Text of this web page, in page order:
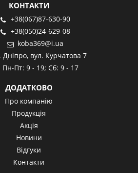
КОНТАКТИ
+38(067)87-630-90
+38(050)24-629-08
koba369@i.ua
Дніпро, вул. Курчатова 7
Пн-Пт: 9 - 19; Сб: 9 - 17
ДОДАТКОВО
Про компанію
Продукція
Акція
Новини
Відгуки
Контакти